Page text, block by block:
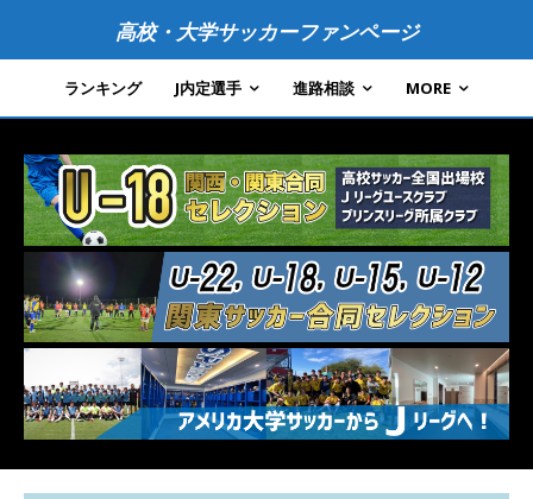
高校・大学サッカーファンページ
ランキング J内定選手 進路相談 MORE